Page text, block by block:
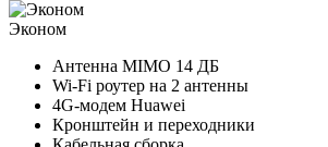
Эконом
Антенна MIMO 14 ДБ
Wi-Fi роутер на 2 антенны
4G-модем Huawei
Кронштейн и переходники